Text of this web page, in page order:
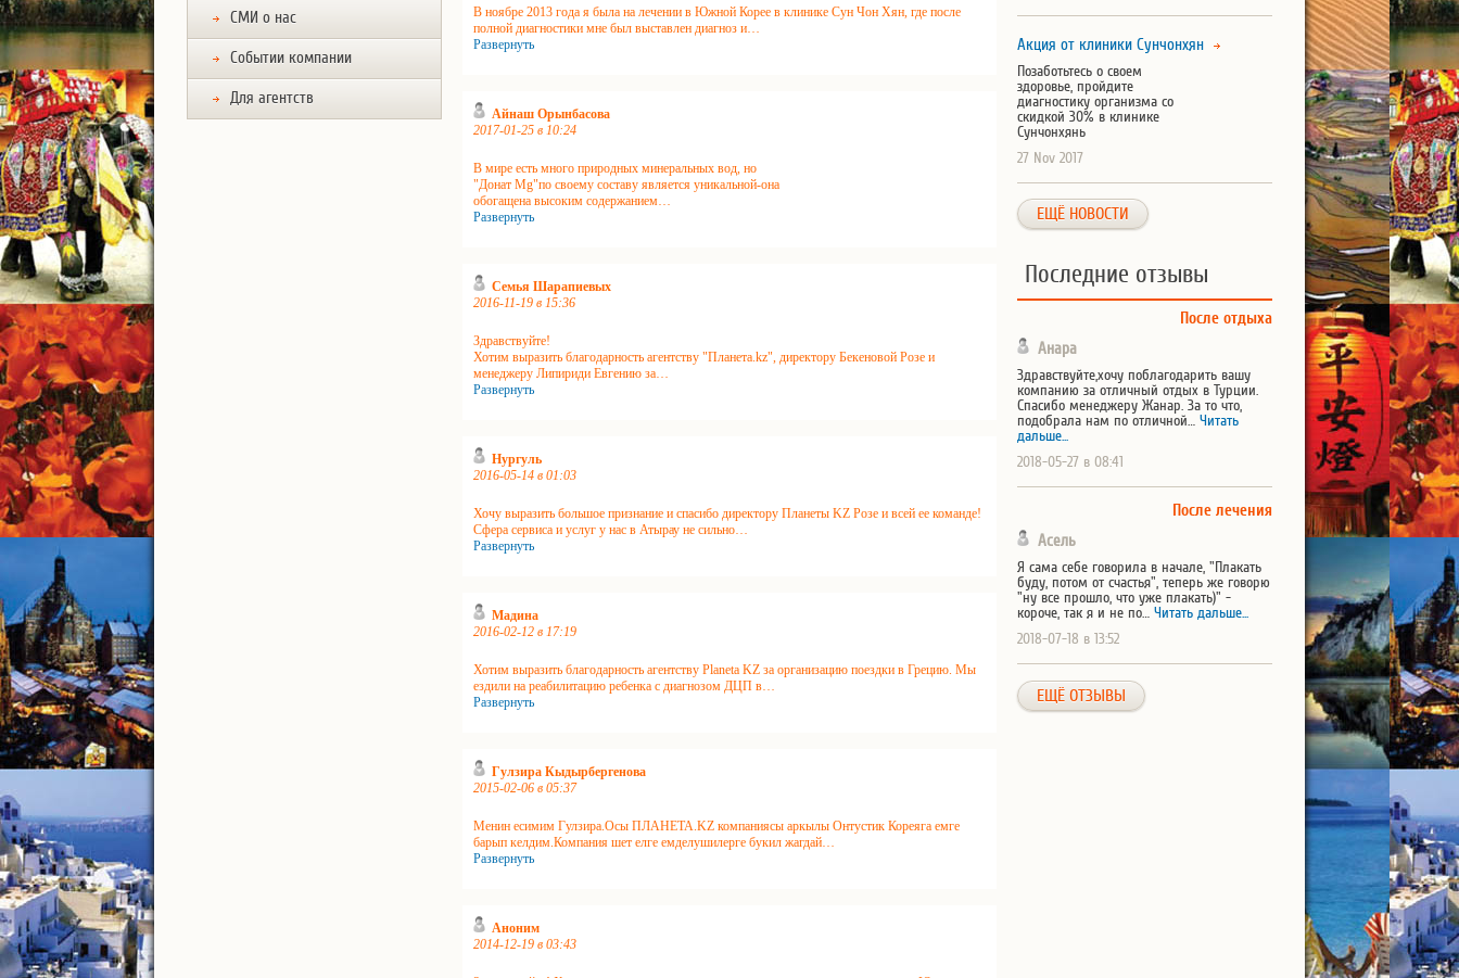
СМИ о нас
Событии компании
Для агентств
В ноябре 2013 года я была на лечении в Южной Корее в клинике Сун Чон Хян, где после
полной диагностики мне был выставлен диагноз и…
Развернуть
Айнаш Орынбасова
2017-01-25 в 10:24
В мире есть много природных минеральных вод, но
"Донат Mg"по своему составу является уникальной-она
обогащена высоким содержанием…
Развернуть
Семья Шарапиевых
2016-11-19 в 15:36
Здравствуйте!
Хотим выразить благодарность агентству "Планета.kz", директору Бекеновой Розе и
менеджеру Липириди Евгению за…
Развернуть
Нургуль
2016-05-14 в 01:03
Хочу выразить большое признание и спасибо директору Планеты KZ Розе и всей ее команде!
Сфера сервиса и услуг у нас в Атырау не сильно…
Развернуть
Мадина
2016-02-12 в 17:19
Хотим выразить благодарность агентству Planeta KZ за организацию поездки в Грецию. Мы
ездили на реабилитацию ребенка с диагнозом ДЦП в…
Развернуть
Гулзира Кыдырбергенова
2015-02-06 в 05:37
Менин есимим Гулзира.Осы ПЛАНЕТА.KZ компаниясы аркылы Онтустик Кореяга емге
барып келдим.Компания шет елге емделушилерге букил жагдай…
Развернуть
Аноним
2014-12-19 в 03:43
Акция от клиники Сунчонхян
Позаботьтесь о своем
здоровье, пройдите
диагностику организма со
скидкой 30% в клинике
Сунчонхянь
27 Nov 2017
ЕЩЁ НОВОСТИ
Последние отзывы
После отдыха
Анара
Здравствуйте,хочу поблагодарить вашу
компанию за отличный отдых в Турции.
Спасибо менеджеру Жанар. За то что,
подобрала нам по отличной… Читать
дальше...
2018-05-27 в 08:41
После лечения
Асель
Я сама себе говорила в начале, "Плакать
буду, потом от счастья", теперь же говорю
"ну все прошло, что уже плакать)" -
короче, так я и не по… Читать дальше...
2018-07-18 в 13:52
ЕЩЁ ОТЗЫВЫ